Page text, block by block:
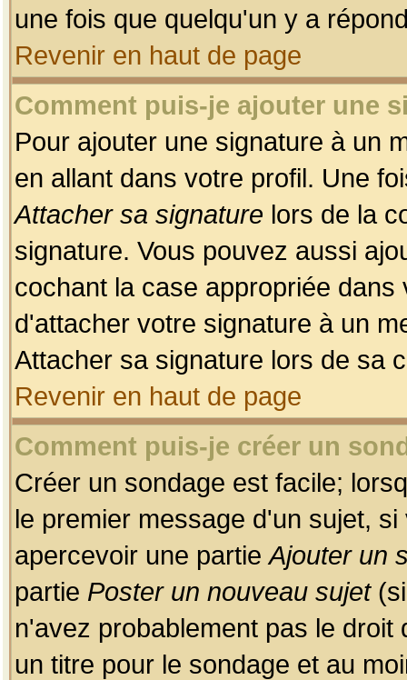
une fois que quelqu'un y a
Revenir en haut de page
Comment puis-je ajouter une
Pour ajouter une signature à un
en allant dans votre profil. Une
Attacher sa signature lors de la
signature. Vous pouvez aussi
cochant la case appropriée
d'attacher votre signature à un
Attacher sa signature lors de sa
Revenir en haut de page
Comment puis-je créer un
Créer un sondage est facile;
le premier message d'un sujet,
apercevoir une partieAjouter un
partie Poster un nouveau sujet(si
n'avez probablement pas le
un titre pour le sondage et au